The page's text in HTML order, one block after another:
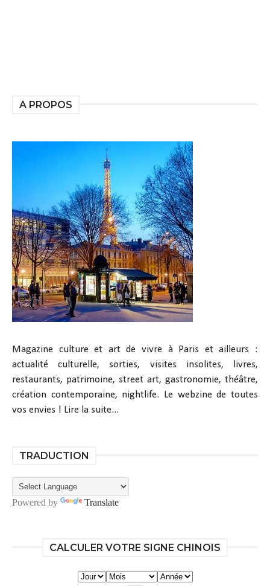
A PROPOS
Magazine culture et art de vivre à Paris et ailleurs :
actualité culturelle, sorties, visites insolites, livres,
restaurants, patrimoine, street art, gastronomie, théâtre,
création contemporaine, nightlife. Le webzine de toutes
vos envies ! Lire la suite...
TRADUCTION
Powered by Translate
CALCULER VOTRE SIGNE CHINOIS